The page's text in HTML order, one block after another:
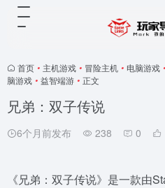
首页 • 主机游戏 • 冒险主机 • 电脑游戏 •
脑游戏 • 益智端游 • 正文
兄弟：双子传说
6个月前发布 238 0
《兄弟：双子传说》是一款由